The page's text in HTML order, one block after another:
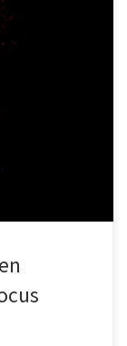
año 2019 la
lo es un poco
ilusionismo la
de varios países